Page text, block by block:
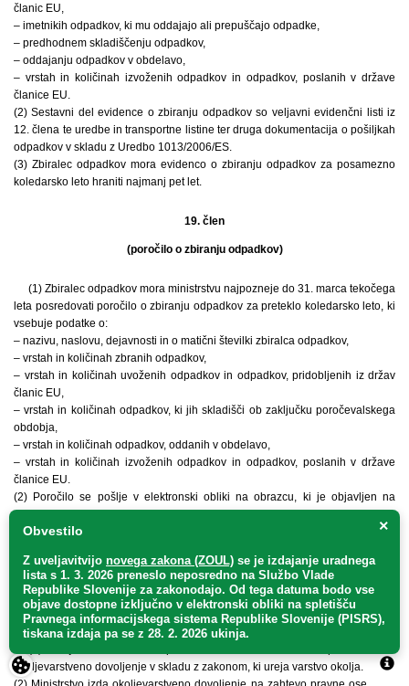
članic EU,
– imetnikih odpadkov, ki mu oddajajo ali prepuščajo odpadke,
– predhodnem skladiščenju odpadkov,
– oddajanju odpadkov v obdelavo,
– vrstah in količinah izvoženih odpadkov in odpadkov, poslanih v države
članice EU.
(2) Sestavni del evidence o zbiranju odpadkov so veljavni evidenčni listi iz
12. člena te uredbe in transportne listine ter druga dokumentacija o pošiljkah
odpadkov v skladu z Uredbo 1013/2006/ES.
(3) Zbiralec odpadkov mora evidenco o zbiranju odpadkov za posamezno
koledarsko leto hraniti najmanj pet let.
19. člen
(poročilo o zbiranju odpadkov)
(1) Zbiralec odpadkov mora ministrstvu najpozneje do 31. marca tekočega
leta posredovati poročilo o zbiranju odpadkov za preteklo koledarsko leto, ki
vsebuje podatke o:
– nazivu, naslovu, dejavnosti in o matični številki zbiralca odpadkov,
– vrstah in količinah zbranih odpadkov,
– vrstah in količinah uvoženih odpadkov in odpadkov, pridobljenih iz držav
članic EU,
– vrstah in količinah odpadkov, ki jih skladišči ob zaključku poročevalskega
obdobja,
– vrstah in količinah odpadkov, oddanih v obdelavo,
– vrstah in količinah izvoženih odpadkov in odpadkov, poslanih v države
članice EU.
(2) Poročilo se pošlje v elektronski obliki na obrazcu, ki je objavljen na
spletnih straneh ministrstva.
V. OBVEZNOSTI IZVAJALCA OBDELAVE ODPADKOV
20. člen
(okoljevarstveno dovoljenje)
okoljevarstveno dovoljenje v skladu z zakonom, ki ureja varstvo okolja.
×
Obvestilo
Z uveljavitvijo novega zakona (ZOUL) se je izdajanje uradnega
lista s 1. 3. 2026 preneslo neposredno na Službo Vlade
Republike Slovenije za zakonodajo. Od tega datuma bodo vse
objave dostopne izključno v elektronski obliki na spletišču
Pravnega informacijskega sistema Republike Slovenije (PISRS),
tiskana izdaja pa se z 28. 2. 2026 ukinja.